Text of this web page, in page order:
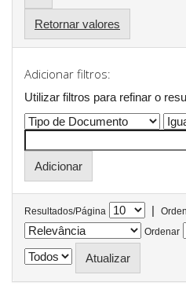
Retornar valores
Adicionar filtros:
Utilizar filtros para refinar o
Resultados/Página |
Ordenar